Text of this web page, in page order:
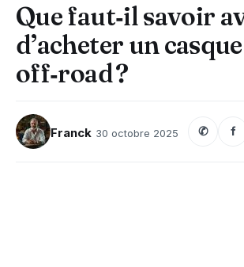
Que faut‑il savoir
d’acheter un casque
off‑road ?
Franck 30 octobre 2025 ✆ f